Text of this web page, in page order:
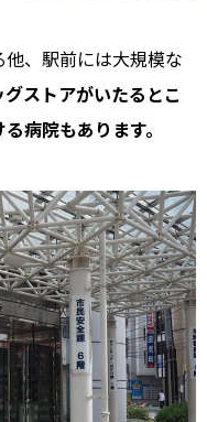
、駅前には大規模な
ストアがいたるとこ
病院もあります。